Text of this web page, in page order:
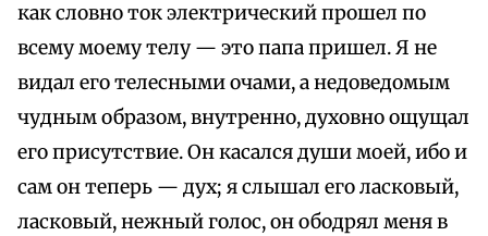
как словно ток электрический прошел по
всему моему телу — это папа пришел. Я не
видал его телесными очами, а недоведомым
чудным образом, внутренно, духовно ощущал
его присутствие. Он касался души моей, ибо и
сам он теперь — дух; я слышал его ласковый,
ласковый, нежный голос, он ободрял меня в